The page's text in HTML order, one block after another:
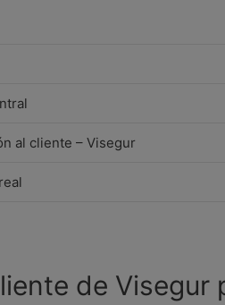
al cliente – Visegur
de Visegur